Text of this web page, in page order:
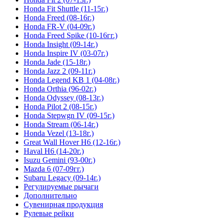
Honda Fit Shuttle (11-15г.)
Honda Freed (08-16г.)
Honda FR-V (04-09г.)
Honda Freed Spike (10-16гг.)
Honda Insight (09-14г.)
Honda Inspire IV (03-07г.)
Honda Jade (15-18г.)
Honda Jazz 2 (09-11г.)
Honda Legend KB 1 (04-08г.)
Honda Orthia (96-02г.)
Honda Odyssey (08-13г.)
Honda Pilot 2 (08-15г.)
Honda Stepwgn IV (09-15г.)
Honda Stream (06-14г.)
Honda Vezel (13-18г.)
Great Wall Hover H6 (12-16г.)
Haval H6 (14-20г.)
Isuzu Gemini (93-00г.)
Mazda 6 (07-09гг.)
Subaru Legacy (09-14г.)
Регулируемые рычаги
Дополнительно
Сувенирная продукция
Рулевые рейки